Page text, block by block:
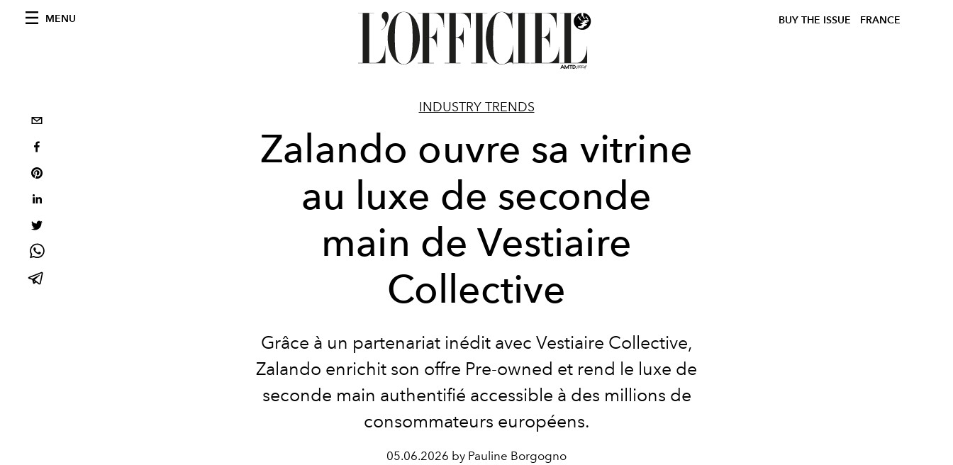
MENU BUY THE ISSUE FRANCE
INDUSTRY TRENDS
Zalando ouvre sa vitrine
au luxe de seconde
main de Vestiaire
Collective
Grâce à un partenariat inédit avec Vestiaire Collective,
Zalando enrichit son offre Pre-owned et rend le luxe de
seconde main authentifié accessible à des millions de
consommateurs européens.
05.06.2026 by Pauline Borgogno